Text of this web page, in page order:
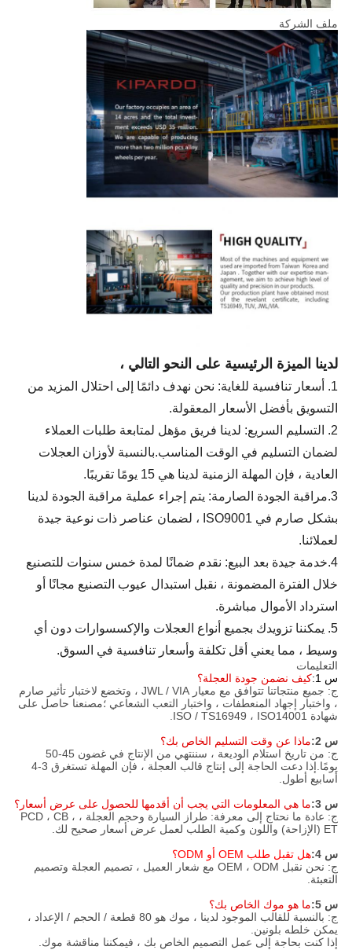
ملف الشركة
لدينا الميزة الرئيسية على النحو التالي ،
1. أسعار تنافسية للغاية: نحن نهدف دائمًا إلى احتلال المزيد من
التسويق بأفضل الأسعار المعقولة.
2. التسليم السريع: لدينا فريق مؤهل لمتابعة طلبات العملاء
لضمان التسليم في الوقت المناسب.بالنسبة لأوزان العجلات
العادية ، فإن المهلة الزمنية لدينا هي 15 يومًا تقريبًا.
3.مراقبة الجودة الصارمة: يتم إجراء عملية مراقبة الجودة لدينا
بشكل صارم في ISO9001 ، لضمان عناصر ذات نوعية جيدة
لعملائنا.
4.خدمة جيدة بعد البيع: نقدم ضمانًا لمدة خمس سنوات للتصنيع
خلال الفترة المضمونة ، نقبل استبدال عيوب التصنيع مجانًا أو
استرداد الأموال مباشرة.
5. يمكننا تزويدك بجميع أنواع العجلات والإكسسوارات دون أي
وسيط ، مما يعني أقل تكلفة وأسعار تنافسية في السوق.
التعليمات
س 1:
كيف نضمن جودة العجلة؟
ج: جميع منتجاتنا تتوافق مع معيار JWL / VIA ، وتخضع لاختبار تأثير صارم
، واختبار إجهاد المنعطفات ، واختبار التعب الشعاعي ؛مصنعنا حاصل على
شهادة ISO / TS16949 ، ISO14001.
س 2:
ماذا عن وقت التسليم الخاص بك؟
ج: من تاريخ استلام الوديعة ، سننتهي من الإنتاج في غضون 45-50
يومًا.إذا دعت الحاجة إلى إنتاج قالب العجلة ، فإن المهلة تستغرق 3-4
أسابيع أطول.
س 3:
ما هي المعلومات التي يجب أن أقدمها للحصول على عرض أسعار؟
ج: عادة ما نحتاج إلى معرفة: طراز السيارة وحجم العجلة ، PCD ، CB ،
ET (الإزاحة) واللون وكمية الطلب لعمل عرض أسعار صحيح لك.
س 4:
هل تقبل طلب OEM أو ODM؟
ج: نحن نقبل OEM ، ODM مع شعار العميل ، تصميم العجلة وتصميم
التعبئة.
س 5:
ما هو موك الخاص بك؟
ج: بالنسبة للقالب الموجود لدينا ، موك هو 80 قطعة / الحجم / الإعداد ،
يمكن خلطه بلونين.
إذا كنت بحاجة إلى عمل التصميم الخاص بك ، فيمكننا مناقشة موك.